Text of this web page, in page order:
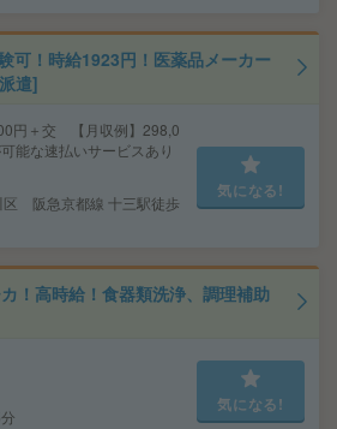
可！時給1923円！医薬品メーカー
遣]
円＋交 【月収例】298,0
能な速払いサービスあり
区 阪急京都線 十三駅徒歩
気になる!
！高時給！食器類洗浄、調理補助
分
気になる!